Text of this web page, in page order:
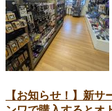
【お知らせ！】新